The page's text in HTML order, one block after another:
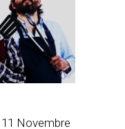
11 Novembre